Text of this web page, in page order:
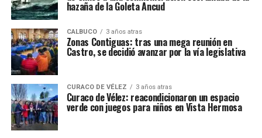
hazaña de la Goleta Ancud
CALBUCO 3 años atras
Zonas Contiguas: tras una mega reunión en
Castro, se decidió avanzar por la vía legislativa
CURACO DE VÉLEZ 3 años atras
Curaco de Vélez: reacondicionaron un espacio
verde con juegos para niños en Vista Hermosa